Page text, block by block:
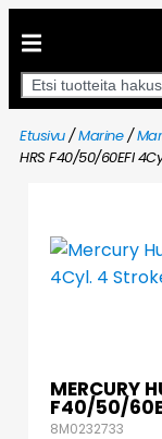
Etusivu/Marine/
HRS F40/50/60EFI
MERCURY
F40/50/
8M0232733